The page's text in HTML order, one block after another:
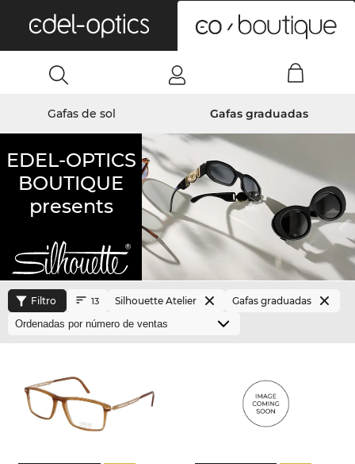
Gafas de sol Gafas graduadas
EDEL-OPTICS
BOUTIQUE
presents
Filtro 13 Silhouette Atelier Gafas graduadas